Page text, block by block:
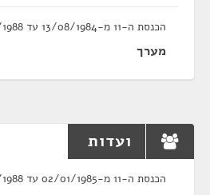
הכנסת ה-11 מ-13/08/1984 עד 15/03/1988
מערך
ועדות
הכנסת ה-11 מ-02/01/1985 עד 19/11/1988